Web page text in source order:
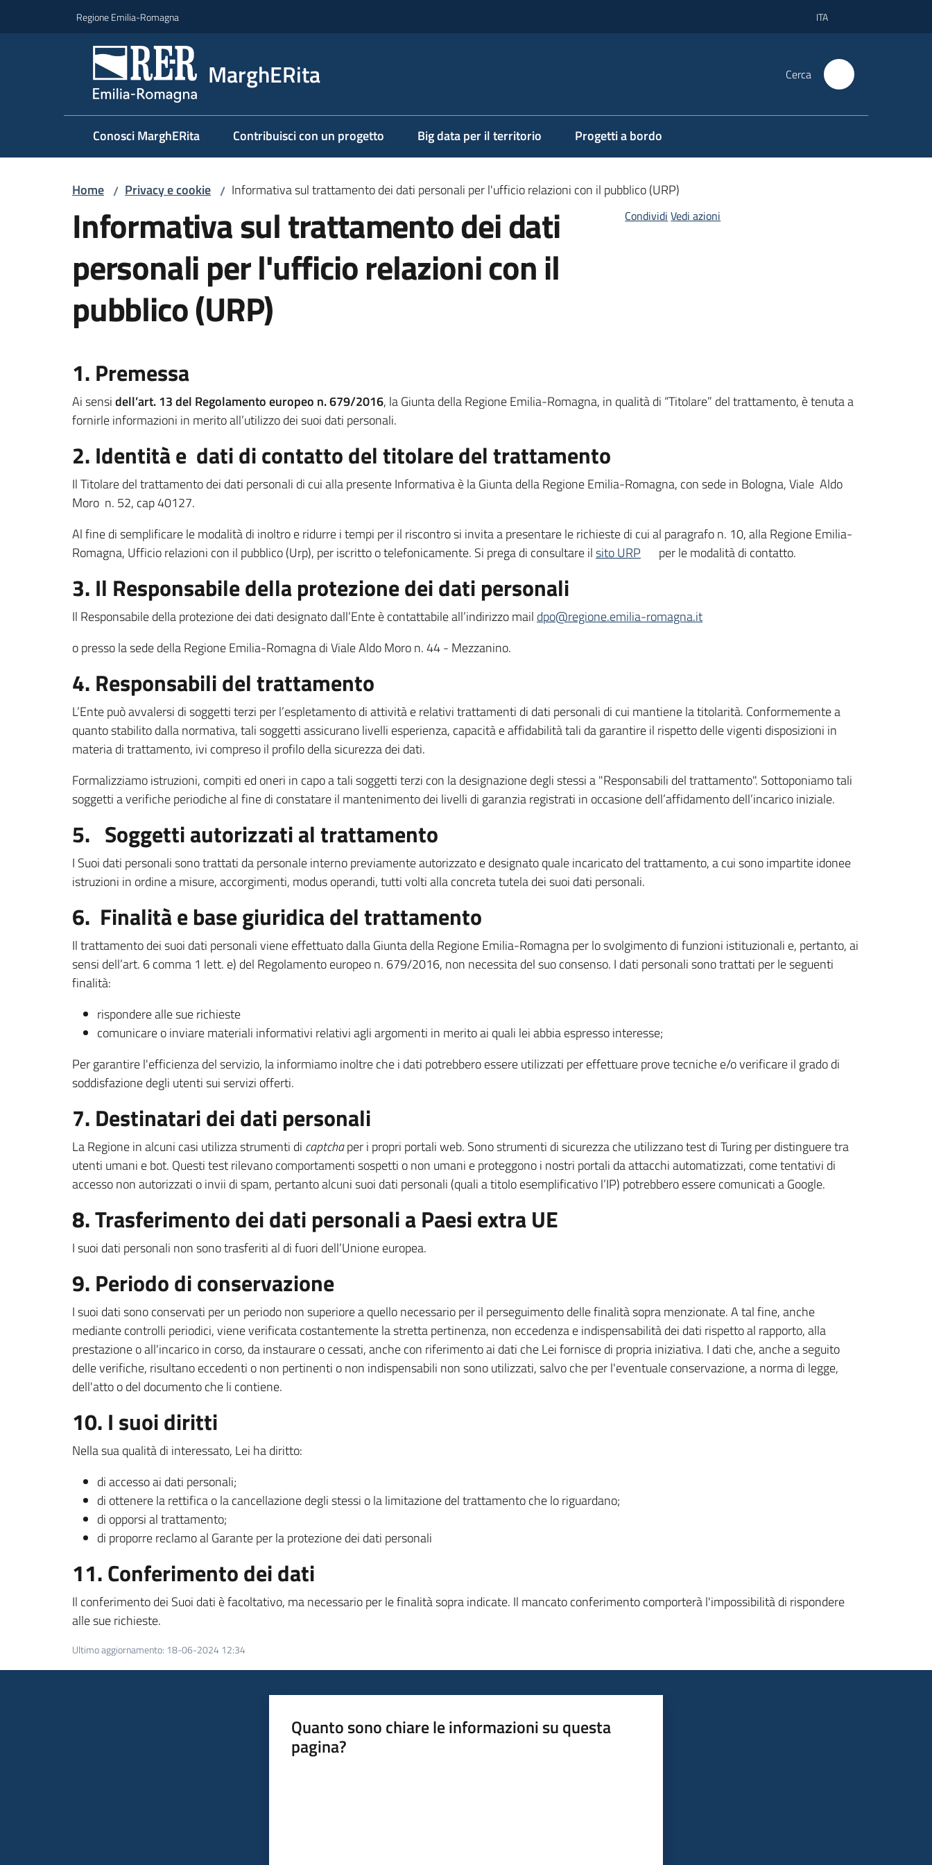
Regione Emilia-Romagna ITA
MarghERita Cerca
Conosci MarghERita Contribuisci con un progetto Big data per il territorio Progetti a bordo
Home / Privacy e cookie / Informativa sul trattamento dei dati personali per l'ufficio relazioni con il pubblico (URP)
Informativa sul trattamento dei dati
personali per l'ufficio relazioni con il
pubblico (URP)
Condividi Vedi azioni
1. Premessa
Ai sensidell’art. 13 del Regolamento europeo n. 679/2016, la Giunta della Regione Emilia-Romagna, in qualità di “Titolare” del trattamento, è tenuta a
fornirle informazioni in merito all’utilizzo dei suoi dati personali.
2. Identità e dati di contatto del titolare del trattamento
Il Titolare del trattamento dei dati personali di cui alla presente Informativa è la Giunta della Regione Emilia-Romagna, con sede in Bologna, Viale Aldo
Moro n. 52, cap 40127.
Al fine di semplificare le modalità di inoltro e ridurre i tempi per il riscontro si invita a presentare le richieste di cui al paragrafo n. 10, alla Regione Emilia-
Romagna, Ufficio relazioni con il pubblico (Urp), per iscritto o telefonicamente. Si prega di consultare ilsito URP per le modalità di contatto.
3. Il Responsabile della protezione dei dati personali
Il Responsabile della protezione dei dati designato dall’Ente è contattabile all’indirizzo mail dpo@regione.emilia-romagna.it
o presso la sede della Regione Emilia-Romagna di Viale Aldo Moro n. 44 - Mezzanino.
4. Responsabili del trattamento
L’Ente può avvalersi di soggetti terzi per l’espletamento di attività e relativi trattamenti di dati personali di cui mantiene la titolarità. Conformemente a
quanto stabilito dalla normativa, tali soggetti assicurano livelli esperienza, capacità e affidabilità tali da garantire il rispetto delle vigenti disposizioni in
materia di trattamento, ivi compreso il profilo della sicurezza dei dati.
Formalizziamo istruzioni, compiti ed oneri in capo a tali soggetti terzi con la designazione degli stessi a "Responsabili del trattamento". Sottoponiamo tali
soggetti a verifiche periodiche al fine di constatare il mantenimento dei livelli di garanzia registrati in occasione dell’affidamento dell’incarico iniziale.
5. Soggetti autorizzati al trattamento
I Suoi dati personali sono trattati da personale interno previamente autorizzato e designato quale incaricato del trattamento, a cui sono impartite idonee
istruzioni in ordine a misure, accorgimenti, modus operandi, tutti volti alla concreta tutela dei suoi dati personali.
6. Finalità e base giuridica del trattamento
Il trattamento dei suoi dati personali viene effettuato dalla Giunta della Regione Emilia-Romagna per lo svolgimento di funzioni istituzionali e, pertanto, ai
sensi dell’art. 6 comma 1 lett. e) del Regolamento europeo n. 679/2016, non necessita del suo consenso. I dati personali sono trattati per le seguenti
finalità:
rispondere alle sue richieste
comunicare o inviare materiali informativi relativi agli argomenti in merito ai quali lei abbia espresso interesse;
Per garantire l'efficienza del servizio, la informiamo inoltre che i dati potrebbero essere utilizzati per effettuare prove tecniche e/o verificare il grado di
soddisfazione degli utenti sui servizi offerti.
7. Destinatari dei dati personali
La Regione in alcuni casi utilizza strumenti di captchaper i propri portali web. Sono strumenti di sicurezza che utilizzano test di Turing per distinguere tra
utenti umani e bot. Questi test rilevano comportamenti sospetti o non umani e proteggono i nostri portali da attacchi automatizzati, come tentativi di
accesso non autorizzati o invii di spam, pertanto alcuni suoi dati personali (quali a titolo esemplificativo l’IP) potrebbero essere comunicati a Google.
8. Trasferimento dei dati personali a Paesi extra UE
I suoi dati personali non sono trasferiti al di fuori dell’Unione europea.
9. Periodo di conservazione
I suoi dati sono conservati per un periodo non superiore a quello necessario per il perseguimento delle finalità sopra menzionate. A tal fine, anche
mediante controlli periodici, viene verificata costantemente la stretta pertinenza, non eccedenza e indispensabilità dei dati rispetto al rapporto, alla
prestazione o all'incarico in corso, da instaurare o cessati, anche con riferimento ai dati che Lei fornisce di propria iniziativa. I dati che, anche a seguito
delle verifiche, risultano eccedenti o non pertinenti o non indispensabili non sono utilizzati, salvo che per l'eventuale conservazione, a norma di legge,
dell'atto o del documento che li contiene.
10. I suoi diritti
Nella sua qualità di interessato, Lei ha diritto:
di accesso ai dati personali;
di ottenere la rettifica o la cancellazione degli stessi o la limitazione del trattamento che lo riguardano;
di opporsi al trattamento;
di proporre reclamo al Garante per la protezione dei dati personali
11. Conferimento dei dati
Il conferimento dei Suoi dati è facoltativo, ma necessario per le finalità sopra indicate. Il mancato conferimento comporterà l'impossibilità di rispondere
alle sue richieste.
Ultimo aggiornamento: 18-06-2024 12:34
Quanto sono chiare le informazioni su questa
pagina?